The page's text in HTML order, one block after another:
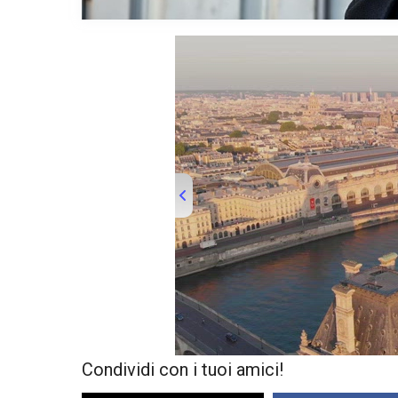
00:00 01:32 TRUVID
Condividi con i tuoi amici!